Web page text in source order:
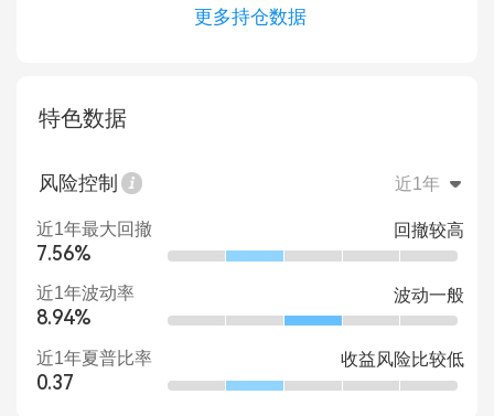
更多持仓数据
特色数据
风险控制 近1年
近1年最大回撤
7.56%
回撤较高
近1年波动率
8.94%
波动一般
近1年夏普比率
0.37
收益风险比较低